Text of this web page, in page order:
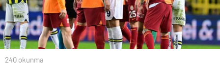
240 okunma